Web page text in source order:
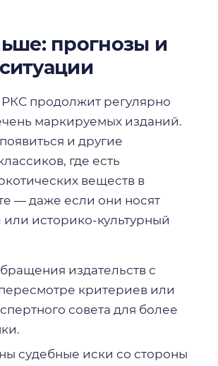
прогнозы и
продолжит регулярно
маркируемых изданий.
и другие
где есть
веществ в
— даже если они носят
историко-культурный
издательств с
критериев или
совета для более
судебные иски со стороны